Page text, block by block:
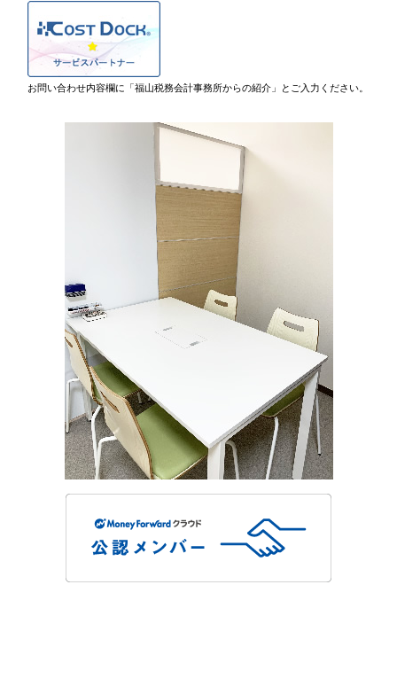
お問い合わせ内容欄に「福山税務会計事務所からの紹介」とご入力ください。